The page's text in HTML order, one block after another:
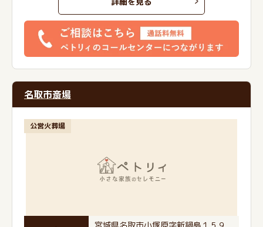
名取市斎場
公営火葬場